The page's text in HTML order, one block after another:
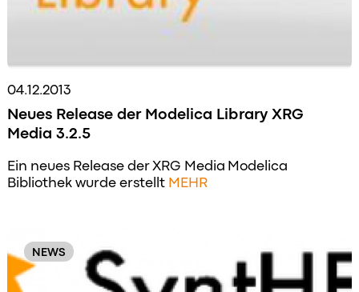
04.12.2013
Neues Release der Modelica Library XRG
Media 3.2.5
Ein neues Release der XRG Media Modelica
Bibliothek wurde erstellt MEHR
NEWS